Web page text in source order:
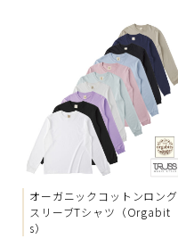
オーガニックコットンロング
スリーブTシャツ（Orgabit
s）